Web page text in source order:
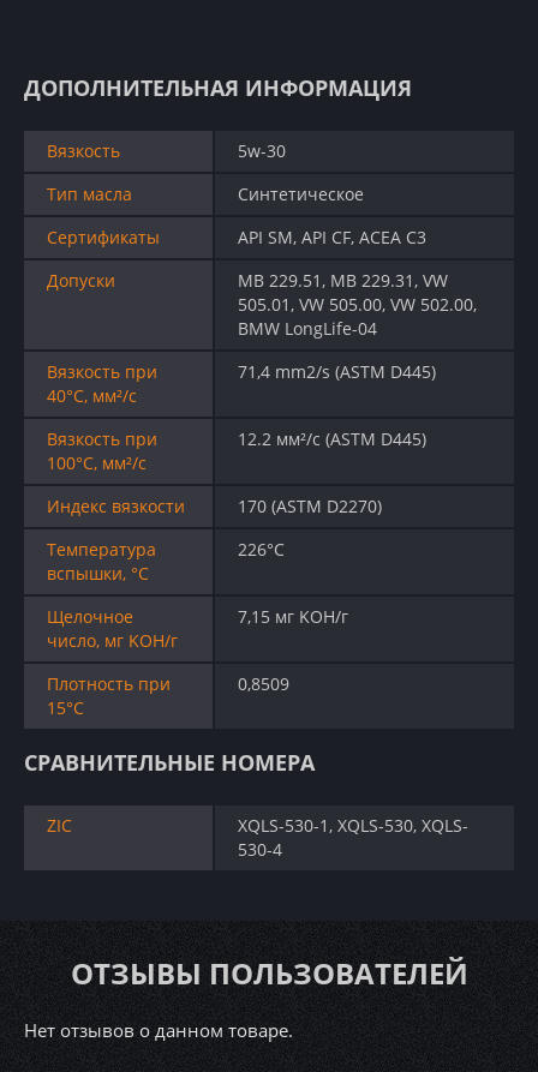
ДОПОЛНИТЕЛЬНАЯ ИНФОРМАЦИЯ
Вязкость
5w-30
Тип масла
Синтетическое
Сертификаты
API SM, API CF, ACEA C3
Допуски
MB 229.51, MB 229.31, VW
505.01, VW 505.00, VW 502.00,
BMW LongLife-04
Вязкость при
40°C, мм²/с
71,4 mm2/s (ASTM D445)
Вязкость при
100°C, мм²/с
12.2 мм²/с (ASTM D445)
Индекс вязкости
170 (ASTM D2270)
Температура
вспышки, °C
226°C
Щелочное
число, мг KOH/г
7,15 мг KOH/г
Плотность при
15°C
0,8509
СРАВНИТЕЛЬНЫЕ НОМЕРА
ZIC
XQLS-530-1, XQLS-530, XQLS-
530-4
ОТЗЫВЫ ПОЛЬЗОВАТЕЛЕЙ
Нет отзывов о данном товаре.